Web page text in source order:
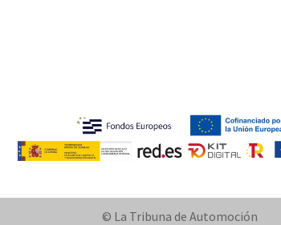
© La Tribuna de Automoción